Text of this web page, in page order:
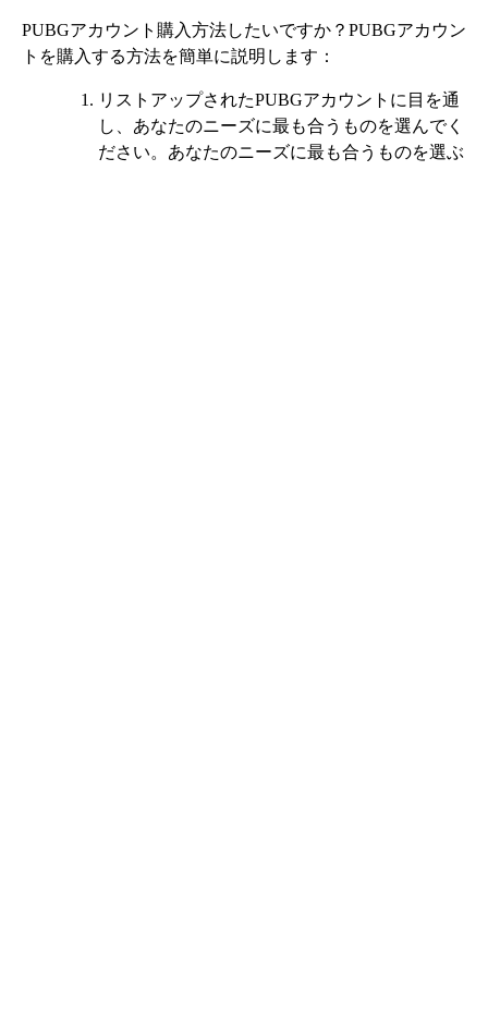
PUBGアカウント購入方法したいですか？PUBGアカウン
トを購入する方法を簡単に説明します：
リストアップされたPUBGアカウントに目を通
し、あなたのニーズに最も合うものを選んでく
ださい。あなたのニーズに最も合うものを選ぶ